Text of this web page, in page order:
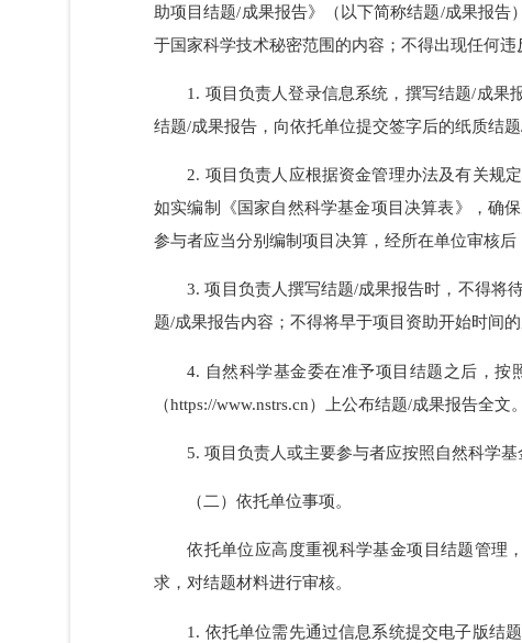
项目负责人应认真阅读《国家自然科学基
助项目结题/成果报告》（以下简称结题/成果
于国家科学技术秘密范围的内容；不得出现任
1. 项目负责人登录信息系统，撰写结题/
结题/成果报告，向依托单位提交签字后的纸
2. 项目负责人应根据资金管理办法及有
如实编制《国家自然科学基金项目决算表》
参与者应当分别编制项目决算，经所在单位审
3. 项目负责人撰写结题/成果报告时，不
题/成果报告内容；不得将早于项目资助开始时
4. 自然科学基金委在准予项目结题之后
（https://www.nstrs.cn）上公布结题/成果报告全
5. 项目负责人或主要参与者应按照自然